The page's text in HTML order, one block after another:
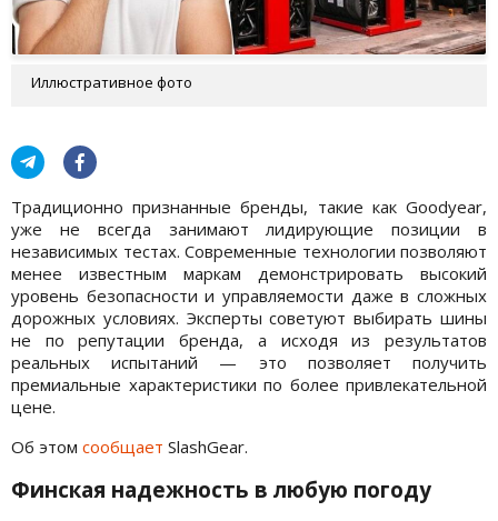
Иллюстративное фото
Традиционно признанные бренды, такие как Goodyear,
уже не всегда занимают лидирующие позиции в
независимых тестах. Современные технологии позволяют
менее известным маркам демонстрировать высокий
уровень безопасности и управляемости даже в сложных
дорожных условиях. Эксперты советуют выбирать шины
не по репутации бренда, а исходя из результатов
реальных испытаний — это позволяет получить
премиальные характеристики по более привлекательной
цене.
Об этом сообщает SlashGear.
Финская надежность в любую погоду